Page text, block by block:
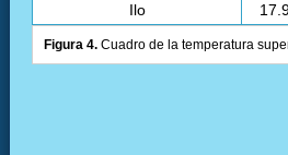
Ilo
Figura 4. Cuadro de la temperatura